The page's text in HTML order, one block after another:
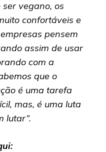
vegano, os
confortáveis e
pensem
assim de usar
com a
que o
é uma tarefa
mas, é uma luta
lutar”.